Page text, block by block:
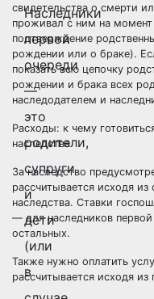
Наследники
первой
очереди
—
это
родители,
супруги
и
дети
(или
в
свидетельства о смерти
проживал с ним на
подтверждение
рождении или о браке).
показать всю цепочку
рождении и брака всех
наследодателем и
Расходы: к чему
наследства
За наследство
рассчитывается исходя
наследства. Ставки
— для наследников
остальных.
Также нужно оплатить
рассчитывается исходя